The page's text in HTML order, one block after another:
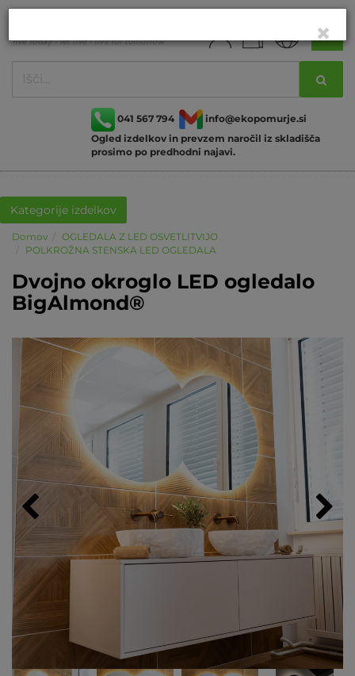
041 567 794
info@ekopomurje.si
Ogled izdelkov in prevzem naročil iz skladišča
prosimo po predhodni najavi.
Kategorije izdelkov
Domov
OGLEDALA Z LED OSVETLITVIJO
POLKROŽNA STENSKA LED OGLEDALA
Dvojno okroglo LED ogledalo
BigAlmond®